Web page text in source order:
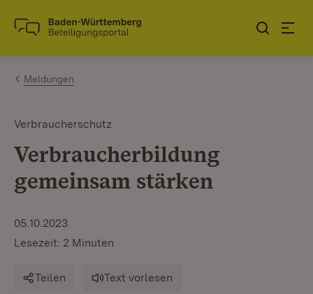
Zum Inhalt springen
Link zur Startseite
Meldungen
Verbraucherschutz
Verbraucherbildung
gemeinsam stärken
05.10.2023
Lesezeit: 2 Minuten
Teilen Text vorlesen